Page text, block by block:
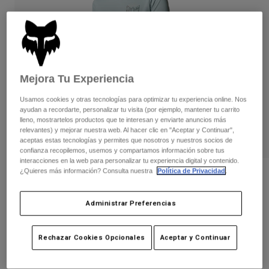
Pantalones largos
Pantalones cortos
Chaquetas y chalecos
Guantes
Protecciones
Gafas de protección
Calcetines
Accesorios
Pantalones
Guantes
Chaquetas
Protecciones
Gafas de protección
Calcetines
Mochilas y accesorios
Recambios
Camisas
Ver todo
Mujer
Camisetas y tops
Sudaderas
Chaquetas
Pantalones
Protecciones
Gafas de Protección
Calcetines
Ver todo
Moto
Cascos
Camisetas
Protecciones
Guantes
Camiseta Caveaut Drirelease® para
Mujer
N.º de artículo30011
Price reduced from
34,99 €to17,50 € 50% OFF
Mejora Tu Experiencia
Usamos cookies y otras tecnologías para optimizar tu experiencia online. Nos
ayudan a recordarte, personalizar tu visita (por ejemplo, mantener tu carrito
lleno, mostrartelos productos que te interesan y enviarte anuncios más
relevantes) y mejorar nuestra web. Al hacer clic en "Aceptar y Continuar",
aceptas estas tecnologías y permites que nosotros y nuestros socios de
confianza recopilemos, usemos y compartamos información sobre tus
interacciones en la web para personalizar tu experiencia digital y contenido.
¿Quieres más información? Consulta nuestra
Política de Privacidad.
Administrar Preferencias
Rechazar Cookies Opcionales Aceptar y Continuar